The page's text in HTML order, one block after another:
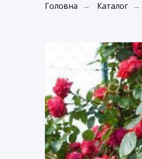
Головна → Каталог →